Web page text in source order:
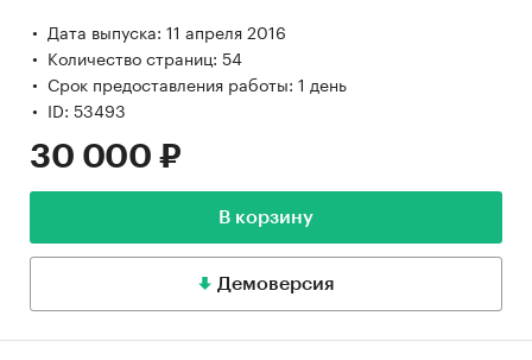
Дата выпуска: 11 апреля 2016
Количество страниц: 54
Срок предоставления работы: 1 день
ID: 53493
30 000 ₽
В корзину
Демоверсия